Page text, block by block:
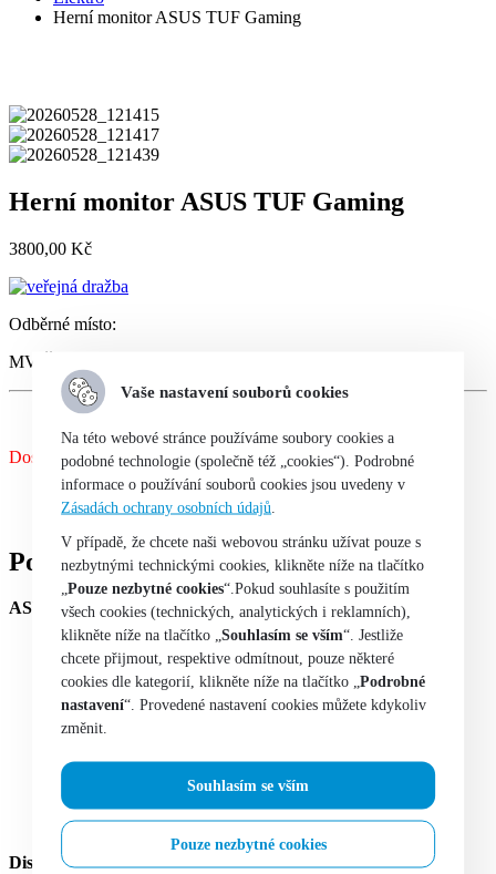
Herní monitor ASUS TUF Gaming
Herní monitor ASUS TUF Gaming
3800,00 Kč
Odběrné místo:
MV ČR – Na Pankráci 72
Dostupnost:Není skladem
Popis
Další informace
Popis
ASUS TUF Gaming VG279Q3A
Barva:černá
1× DisplayPort 1.2
2× HDMI 2.0
1× výstup na sluchátka (3,5 mm)
Reproduktory:
Flicker‑free
GamePlus / GameVisual
DisplayWidget Center
Displej
Vaše nastavení souborů cookies
Na této webové stránce používáme soubory cookies a
podobné technologie (společně též „cookies“). Podrobné
informace o používání souborů cookies jsou uvedeny v
Zásadách ochrany osobních údajů
V případě, že chcete naši webovou stránku užívat pouze s
nezbytnými technickými cookies, klikněte níže na tlačítko
„Pouze nezbytné cookies“.Pokud souhlasíte s použitím
všech cookies (technických, analytických i reklamních),
klikněte níže na tlačítko „Souhlasím se vším“. Jestliže
chcete přijmout, respektive odmítnout, pouze některé
cookies dle kategorií, klikněte níže na tlačítko „Podrobné
nastavení“. Provedené nastavení cookies můžete kdykoliv
změnit.
Souhlasím se vším
Pouze nezbytné cookies